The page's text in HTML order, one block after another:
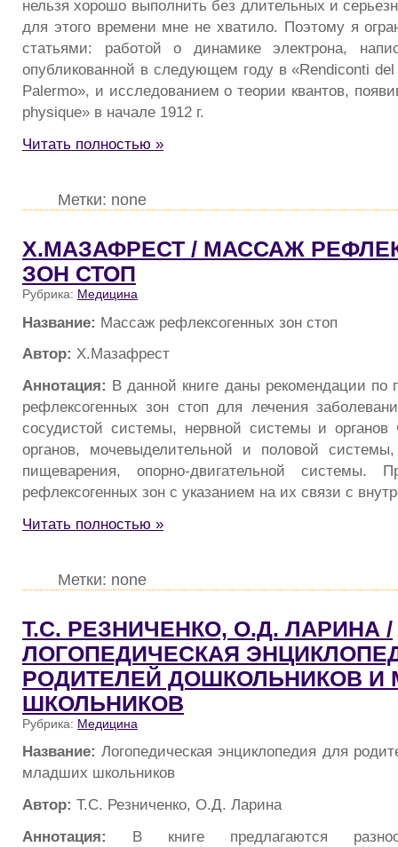
нельзя хорошо выполнить без длительных и
для этого времени мне не хватило. Поэтому я
статьями: работой о динамике электрона,
опубликованной в следующем году в «Rendiconti
Palermo», и исследованием о теории квантов,
physique» в начале 1912 г.
Читать полностью »
Метки: none
Х.МАЗАФРЕСТ / МАССАЖ
ЗОН СТОП
Рубрика: Медицина
Название: Массаж рефлексогенных зон стоп
Автор: Х.Мазафрест
Аннотация: В данной книге даны рекомендации
рефлексогенных зон стоп для лечения
сосудистой системы, нервной системы и органов
органов, мочевыделительной и половой
пищеварения, опорно-двигательной системы.
рефлексогенных зон с указанием на их связи с
Читать полностью »
Метки: none
Т.С. РЕЗНИЧЕНКО, О.Д. ЛАРИНА /
ЛОГОПЕДИЧЕСКАЯ
РОДИТЕЛЕЙ ДОШКОЛЬНИКОВ
ШКОЛЬНИКОВ
Рубрика: Медицина
Название:Логопедическая энциклопедия для
младших школьников
Автор: Т.С. Резниченко, О.Д. Ларина
Аннотация: В книге предлагаются